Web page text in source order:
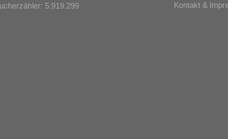
5.919.299 Kontakt &